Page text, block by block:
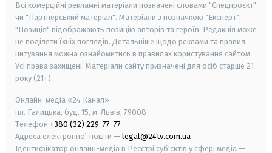
Всі комерційні рекламні матеріали позначені словами "Спецпроєкт"
чи "Партнерський матеріал". Матеріали з позначкою "Експерт",
"Позиція" відображають позицію авторів та героїв. Редакція може
не поділяти їхніх поглядів. Детальніше щодо реклами та правил
цитування можна ознайомитись в правилах користування сайтом.
Усі права захищені. Матеріали сайту призначені для осіб старше 21
року (21+)
Онлайн-медіа «24 Канал»
пл. Галицька, буд. 15, м. Львів, 79008
Телефон +380 (32) 229-77-77
Адреса електронної пошти — legal@24tv.com.ua
Ідентифікатор онлайн-медіа в Реєстрі суб'єктів у сфері медіа —